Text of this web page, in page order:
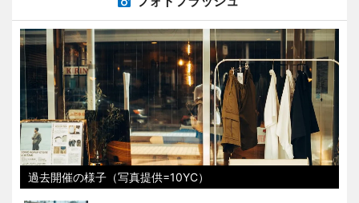
過去開催の様子（写真提供=10YC）